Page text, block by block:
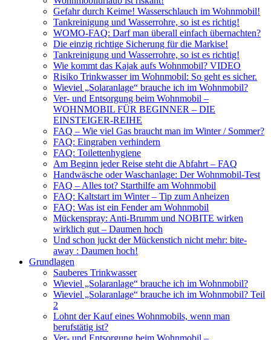
Gefahr durch Keime! Wasserschlauch im Wohnmobil!
Tankreinigung und Wasserrohre, so ist es richtig!
WOMO-FAQ: Darf man überall einfach übernachten?
Die einzig richtige Sicherung für die Markise!
Tankreinigung und Wasserrohre, so ist es richtig!
Wie kommt das Kajak aufs Wohnmobil? VIDEO
Risiko Trinkwasser im Wohnmobil: So geht es sicher.
Wieviel „Solaranlage“ brauche ich im Wohnmobil?
Ver- und Entsorgung beim Wohnmobil –
WOHNMOBIL FÜR BEGINNER – DIE
EINSTEIGER-REIHE
FAQ – Wie viel Gas braucht man im Winter / Sommer?
FAQ: Eingraben verhindern
FAQ: Toilettenhygiene
Am Beginn jeder Reise steht die Abfahrt – FAQ
Handwäsche oder Waschanlage: Der Wohnmobil-Test
FAQ – Alles tot? Starthilfe am Wohnmobil
FAQ: Kaltstart im Winter – Tip zum Anheizen
FAQ: Was ist ein Fender am Wohnmobil
Mückenspray: Anti-Brumm und NOBITE wirken
wirklich gut – Daumen hoch
Und schon juckt der Mückenstich nicht mehr: bite-
away : Daumen hoch!
Grundlagen
Sauberes Trinkwasser
Wieviel „Solaranlage“ brauche ich im Wohnmobil?
Wieviel „Solaranlage“ brauche ich im Wohnmobil? Teil
2
Lohnt der Kauf eines Wohnmobils, wenn man
berufstätig ist?
Ver- und Entsorgung beim Wohnmobil –